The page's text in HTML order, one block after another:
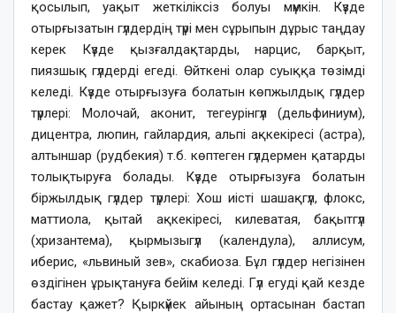
қосылып, уақыт жеткіліксіз болуы мүмкін. Күзде
отырғызатын гүлдердің түрі мен сұрыпын дұрыс таңдау
керек Күзде қызғалдақтарды, нарцис, барқыт,
пиязшық гүлдерді егеді. Өйткені олар суыққа төзімді
келеді. Күзде отырғызуға болатын көпжылдық гүлдер
түрлері: Молочай, аконит, тегеурінгүл (дельфиниум),
дицентра, люпин, гайлардия, альпі ақкекіресі (астра),
алтыншар (рудбекия) т.б. көптеген гүлдермен қатарды
толықтыруға болады. Күзде отырғызуға болатын
біржылдық гүлдер түрлері: Хош иісті шашақгүл, флокс,
маттиола, қытай ақкекіресі, килеватая, бақытгүл
(хризантема), қырмызыгүл (календула), аллисум,
иберис, «львиный зев», скабиоза. Бұл гүлдер негізінен
өздігінен ұрықтануға бейім келеді. Гүл егуді қай кезде
бастау қажет? Қыркүйек айының ортасынан бастап